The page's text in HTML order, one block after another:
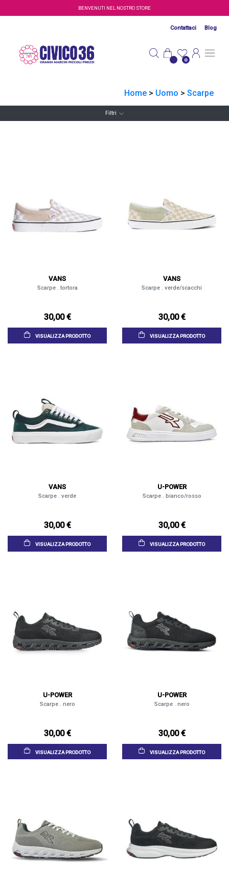
Salta al contenuto principaleBENVENUTI NEL NOSTRO STORE
Contattaci Blog
0
Home > Uomo > Scarpe
Filtri
VANS
Scarpe . tortora
30,00 €
VISUALIZZA PRODOTTO
VANS
Scarpe . verde/scacchi
30,00 €
VISUALIZZA PRODOTTO
VANS
Scarpe . verde
30,00 €
VISUALIZZA PRODOTTO
U-POWER
Scarpe . bianco/rosso
30,00 €
VISUALIZZA PRODOTTO
U-POWER
Scarpe . nero
30,00 €
VISUALIZZA PRODOTTO
U-POWER
Scarpe . nero
30,00 €
VISUALIZZA PRODOTTO